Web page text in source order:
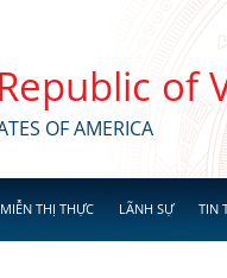
of
OF AMERICA
MIỄN THỊ THỰC LÃNH SỰ TIN